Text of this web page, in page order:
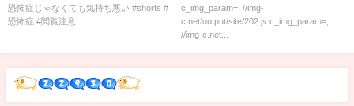
恐怖症じゃなくても気持ち悪い #shorts #
恐怖症 #閲覧注意...
c_img_param=; //img-
c.net/output/site/202.js c_img_param=;
//img-c.net...